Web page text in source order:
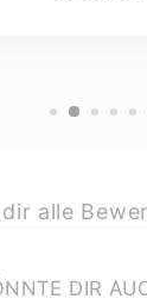
dir alle
DIR